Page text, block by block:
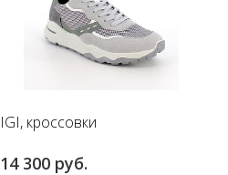
IGI, кроссовки
14 300 руб.